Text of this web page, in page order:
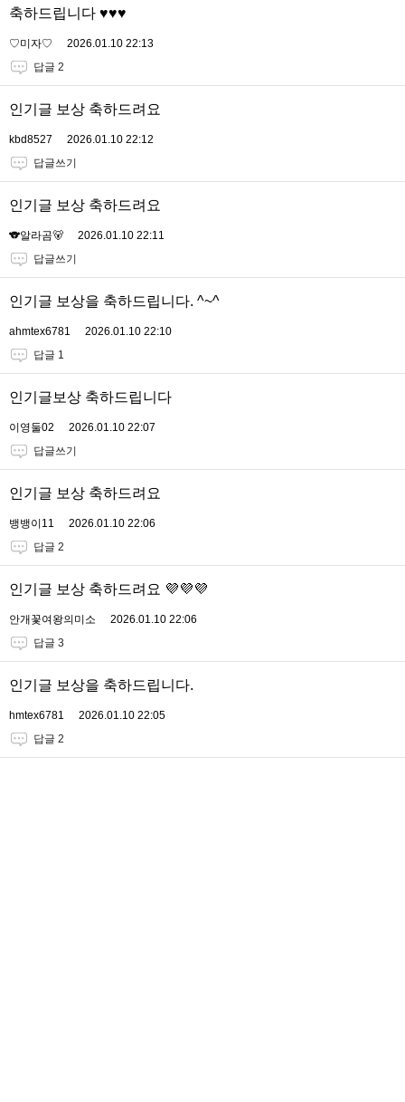
축하드립니다 ♥️♥️♥️
♡미자♡
2026.01.10 22:13
답글 2
인기글 보상 축하드려요
kbd8527
2026.01.10 22:12
답글쓰기
인기글 보상 축하드려요
🐨알라곰🐻
2026.01.10 22:11
답글쓰기
인기글 보상을 축하드립니다. ^~^
ahmtex6781
2026.01.10 22:10
답글 1
인기글보상 축하드립니다
이영둘02
2026.01.10 22:07
답글쓰기
인기글 보상 축하드려요
뱅뱅이11
2026.01.10 22:06
답글 2
인기글 보상 축하드려요 💜💜💜
안개꽃여왕의미소
2026.01.10 22:06
답글 3
인기글 보상을 축하드립니다.
hmtex6781
2026.01.10 22:05
답글 2